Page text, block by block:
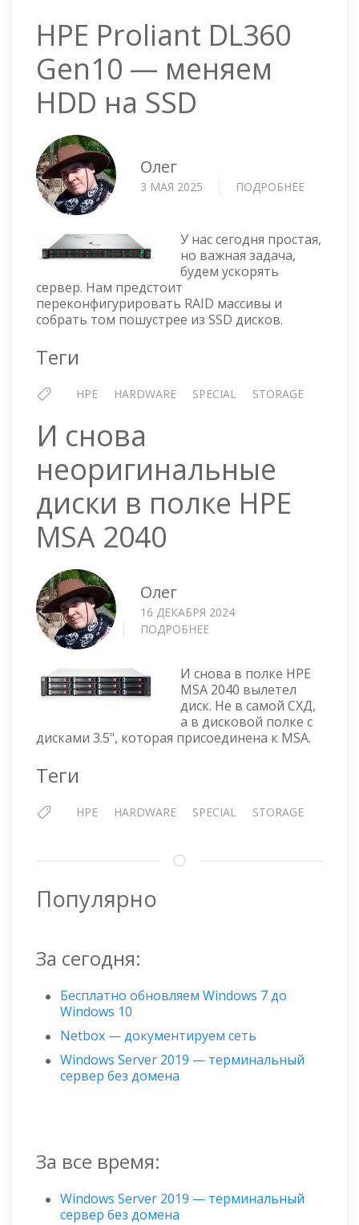
HPE Proliant DL360
Gen10 — меняем
HDD на SSD
Олег
3 МАЯ 2025 ПОДРОБНЕЕ
DL360
У нас сегодня простая,
но важная задача,
будем ускорять
сервер. Нам предстоит
переконфигурировать RAID массивы и
собрать том пошустрее из SSD дисков.
Теги
HPE HARDWARE SPECIAL STORAGE
И снова
неоригинальные
диски в полке HPE
MSA 2040
Олег
16 ДЕКАБРЯ 2024
ПОДРОБНЕЕ
НЕОРИГИНАЛЬНЫЕ
ДИСКИ
В
ПОЛКЕ
HPE
И снова в полке HPE
MSA 2040 вылетел
диск. Не в самой СХД,
а в дисковой полке с
дисками 3.5", которая присоединена к MSA.
Теги
HPE HARDWARE SPECIAL STORAGE
Популярно
За сегодня:
Бесплатно обновляем Windows 7 до
Windows 10
Netbox — документируем сеть
Windows Server 2019 — терминальный
сервер без домена
За все время:
Windows Server 2019 — терминальный
сервер без домена